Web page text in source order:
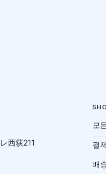
西荻211
모
결
배